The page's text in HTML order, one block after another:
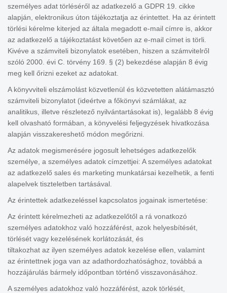
személyes adat törléséről az adatkezelő a GDPR 19. cikke
alapján, elektronikus úton tájékoztatja az érintettet. Ha az érintett
törlési kérelme kiterjed az általa megadott e-mail címre is, akkor
az adatkezelő a tájékoztatást követően az e-mail címet is törli.
Kivéve a számviteli bizonylatok esetében, hiszen a számvitelről
szóló 2000. évi C. törvény 169. § (2) bekezdése alapján 8 évig
meg kell őrizni ezeket az adatokat.
A könyvviteli elszámolást közvetlenül és közvetetten alátámasztó
számviteli bizonylatot (ideértve a főkönyvi számlákat, az
analitikus, illetve részletező nyilvántartásokat is), legalább 8 évig
kell olvasható formában, a könyvelési feljegyzések hivatkozása
alapján visszakereshető módon megőrizni.
Az adatok megismerésére jogosult lehetséges adatkezelők
személye, a személyes adatok címzettjei: A személyes adatokat
az adatkezelő sales és marketing munkatársai kezelhetik, a fenti
alapelvek tiszteletben tartásával.
Az érintettek adatkezeléssel kapcsolatos jogainak ismertetése:
Az érintett kérelmezheti az adatkezelőtől a rá vonatkozó
személyes adatokhoz való hozzáférést, azok helyesbítését,
törlését vagy kezelésének korlátozását, és
tiltakozhat az ilyen személyes adatok kezelése ellen, valamint
az érintettnek joga van az adathordozhatósághoz, továbbá a
hozzájárulás bármely időpontban történő visszavonásához.
A személyes adatokhoz való hozzáférést, azok törlését,